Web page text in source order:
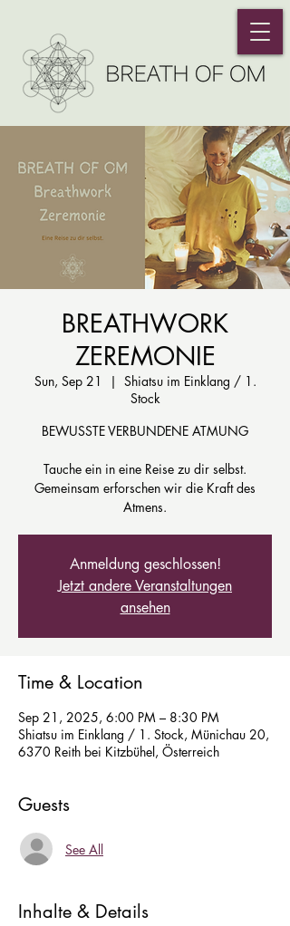
BREATHWORK
ZEREMONIE
Sun, Sep 21
  |
Shiatsu im Einklang / 1.
Stock
BEWUSSTE VERBUNDENE ATMUNG
Tauche ein in eine Reise zu dir selbst.
Gemeinsam erforschen wir die Kraft des
Atmens.
Anmeldung geschlossen!
Jetzt andere Veranstaltungen
ansehen
Time & Location
Sep 21, 2025, 6:00 PM – 8:30 PM
Shiatsu im Einklang / 1. Stock, Münichau 20,
6370 Reith bei Kitzbühel, Österreich
Guests
See All
Inhalte & Details